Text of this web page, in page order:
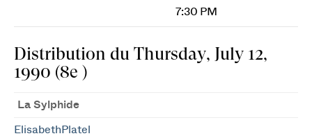
7:30 PM
Distribution du Thursday, July 12,
1990 (8e )
La Sylphide
ElisabethPlatel